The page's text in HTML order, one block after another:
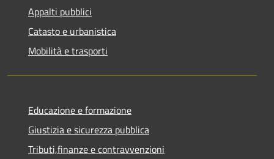
Appalti pubblici
Catasto e urbanistica
Mobilità e trasporti
Educazione e formazione
Giustizia e sicurezza pubblica
Tributi,finanze e contravvenzioni